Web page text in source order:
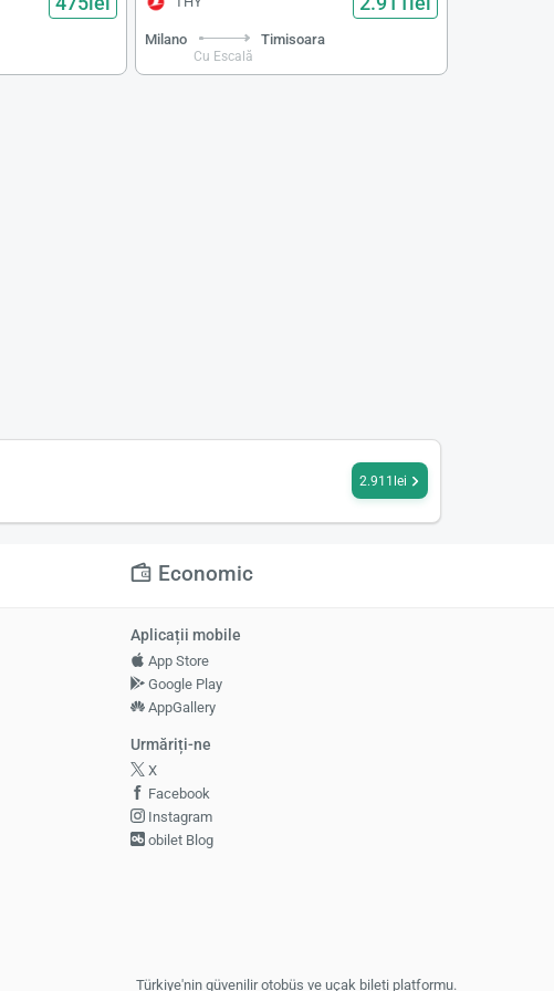
Milano
Cu Escală
Timisoara
2.911lei
Economic
Aplicații mobile
App Store
Google Play
AppGallery
Urmăriți-ne
X
Facebook
Instagram
obilet Blog
Türkiye'nin güvenilir otobüs ve uçak bileti platformu.